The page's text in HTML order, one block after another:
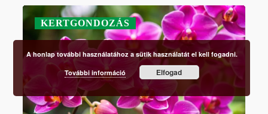
KERTGONDOZÁS
A honlap további használatához a sütik használatát el kell fogadni.
További információ Elfogad